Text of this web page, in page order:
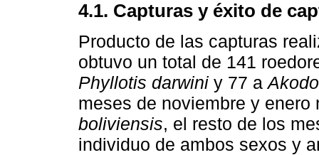
4.1. Capturas y éxito de
Producto de las capturas
obtuvo un total de 141
Phyllotis darwini y 77 a
meses de noviembre y
boliviensis, el resto de los
individuo de ambos sexos y